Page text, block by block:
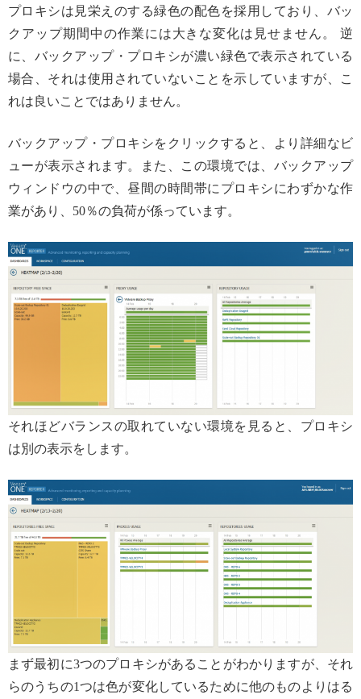
プロキシは見栄えのする緑色の配色を採用しており、バッ
クアップ期間中の作業には大きな変化は見せません。 逆
に、バックアップ・プロキシが濃い緑色で表示されている
場合、それは使用されていないことを示していますが、こ
れは良いことではありません。
バックアップ・プロキシをクリックすると、より詳細なビ
ューが表示されます。また、この環境では、バックアップ
ウィンドウの中で、昼間の時間帯にプロキシにわずかな作
業があり、50％の負荷が係っています。
それほどバランスの取れていない環境を見ると、プロキシ
は別の表示をします。
まず最初に3つのプロキシがあることがわかりますが、それ
らのうちの1つは色が変化しているために他のものよりはる